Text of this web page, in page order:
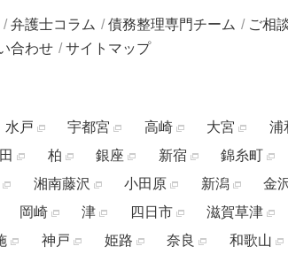
弁護士コラム 債務整理専門チーム ご相
合わせ サイトマップ
水戸 宇都宮 高崎 大宮 浦
柏 銀座 新宿 錦糸町
湘南藤沢 小田原 新潟 金
岡崎 津 四日市 滋賀草津
神戸 姫路 奈良 和歌山